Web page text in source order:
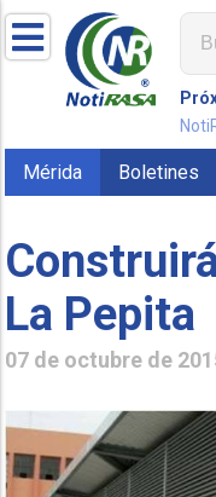
Mérida Boletines
La Pepita
07 de octubre de